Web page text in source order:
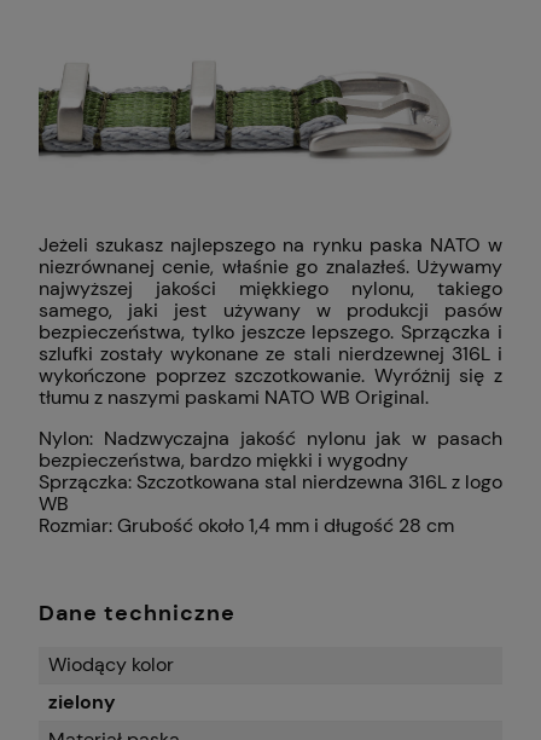
Jeżeli szukasz najlepszego na rynku paska NATO w
niezrównanej cenie, właśnie go znalazłeś. Używamy
najwyższej jakości miękkiego nylonu, takiego
samego, jaki jest używany w produkcji pasów
bezpieczeństwa, tylko jeszcze lepszego. Sprzączka i
szlufki zostały wykonane ze stali nierdzewnej 316L i
wykończone poprzez szczotkowanie. Wyróżnij się z
tłumu z naszymi paskami NATO WB Original.
Nylon: Nadzwyczajna jakość nylonu jak w pasach
bezpieczeństwa, bardzo miękki i wygodny
Sprzączka: Szczotkowana stal nierdzewna 316L z logo
WB
Rozmiar: Grubość około 1,4 mm i długość 28 cm
Dane techniczne
Wiodący kolor
zielony